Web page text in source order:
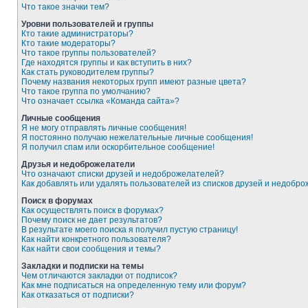
Что такое значки тем?
Уровни пользователей и группы
Кто такие администраторы?
Кто такие модераторы?
Что такое группы пользователей?
Где находятся группы и как вступить в них?
Как стать руководителем группы?
Почему названия некоторых групп имеют разные цвета?
Что такое группа по умолчанию?
Что означает ссылка «Команда сайта»?
Личные сообщения
Я не могу отправлять личные сообщения!
Я постоянно получаю нежелательные личные сообщения!
Я получил спам или оскорбительное сообщение!
Друзья и недоброжелатели
Что означают списки друзей и недоброжелателей?
Как добавлять или удалять пользователей из списков друзей и
Поиск в форумах
Как осуществлять поиск в форумах?
Почему поиск не дает результатов?
В результате моего поиска я получил пустую страницу!
Как найти конкретного пользователя?
Как найти свои сообщения и темы?
Закладки и подписки на темы
Чем отличаются закладки от подписок?
Как мне подписаться на определенную тему или форум?
Как отказаться от подписки?